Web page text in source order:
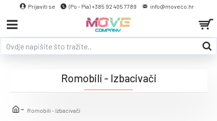
Prijaviti se (Po - Pia) +385 92 405 7789 info@moveco.hr
Romobili - Izbacivači
Romobili - Izbacivači